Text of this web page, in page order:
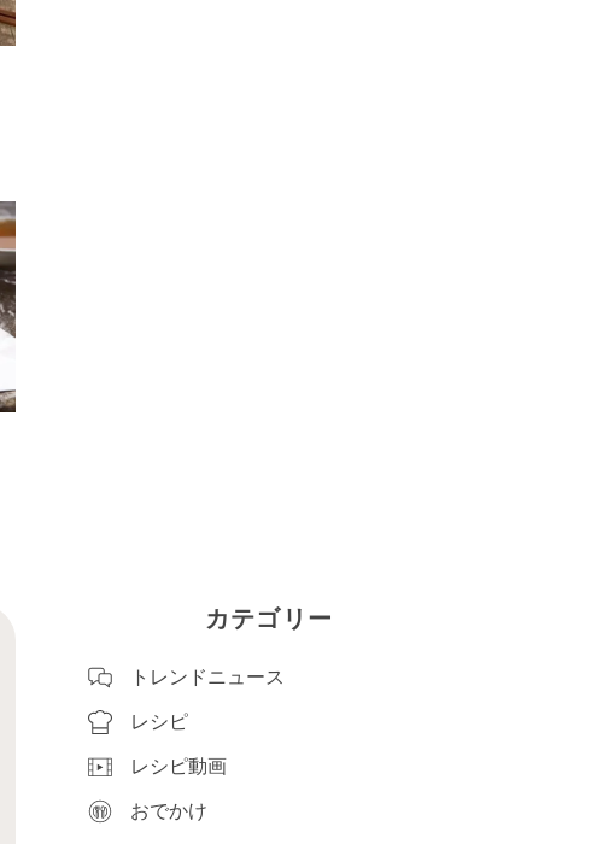
カテゴリー
トレンドニュース
レシピ
レシピ動画
おでかけ